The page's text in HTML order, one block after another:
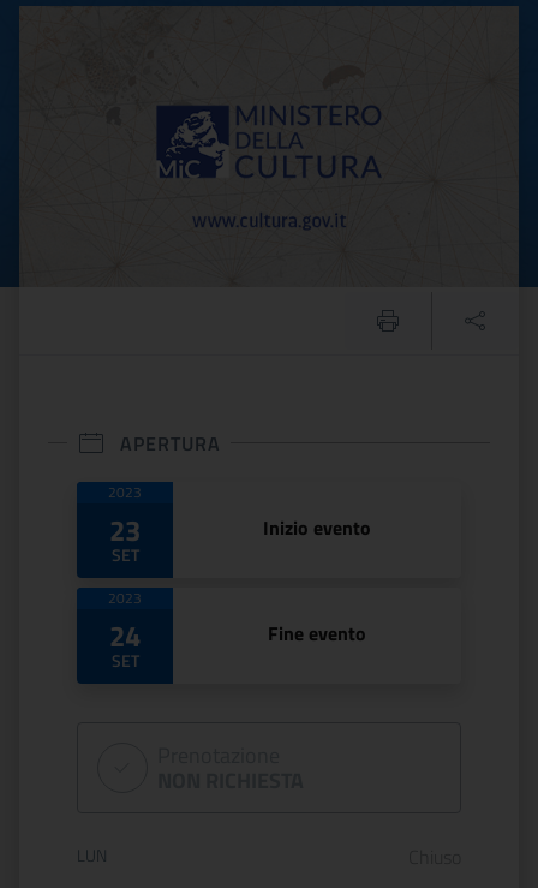
APERTURA
Date di apertura
2023
23
SET
Inizio evento
2023
24
SET
Fine evento
Orario di apertura:
LUN